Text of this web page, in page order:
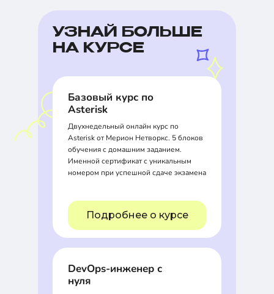
УЗНАЙ БОЛЬШЕ
НА КУРСЕ
Базовый курс по
Asterisk
Двухнедельный онлайн курс по
Asterisk от Мерион Нетворкс. 5 блоков
обучения с домашним заданием.
Именной сертификат с уникальным
номером при успешной сдаче экзамена
Подробнее о курсе
DevOps-инженер с
нуля